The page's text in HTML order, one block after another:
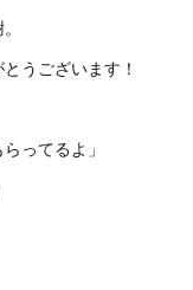
うございます！
ってるよ」